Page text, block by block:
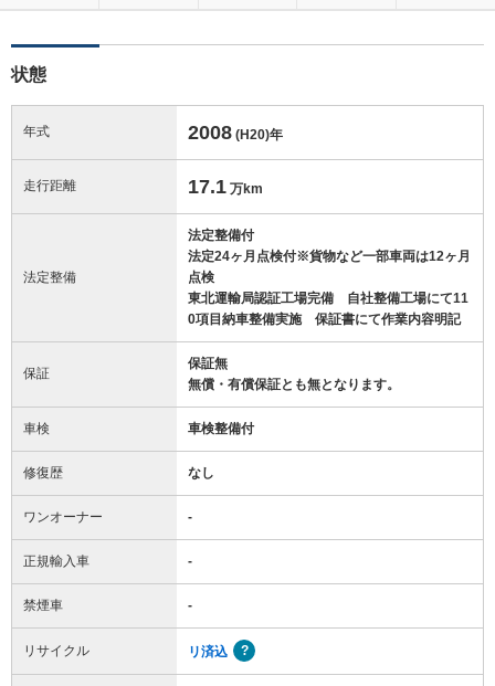
状態
年式 2008 (H20)年
走行距離 17.1 万km
法定整備
法定整備付
法定24ヶ月点検付※貨物など一部車両は12ヶ月
点検
東北運輸局認証工場完備 自社整備工場にて11
0項目納車整備実施 保証書にて作業内容明記
保証
保証無
無償・有償保証とも無となります。
車検 車検整備付
修復歴 なし
ワンオーナー -
正規輸入車 -
禁煙車 -
リサイクル リ済込